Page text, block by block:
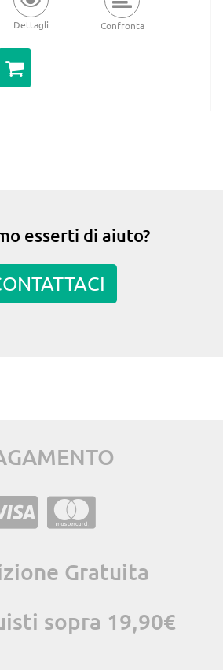
Dettagli Confronta
esserti di aiuto?
Gratuita
sopra 19,90€